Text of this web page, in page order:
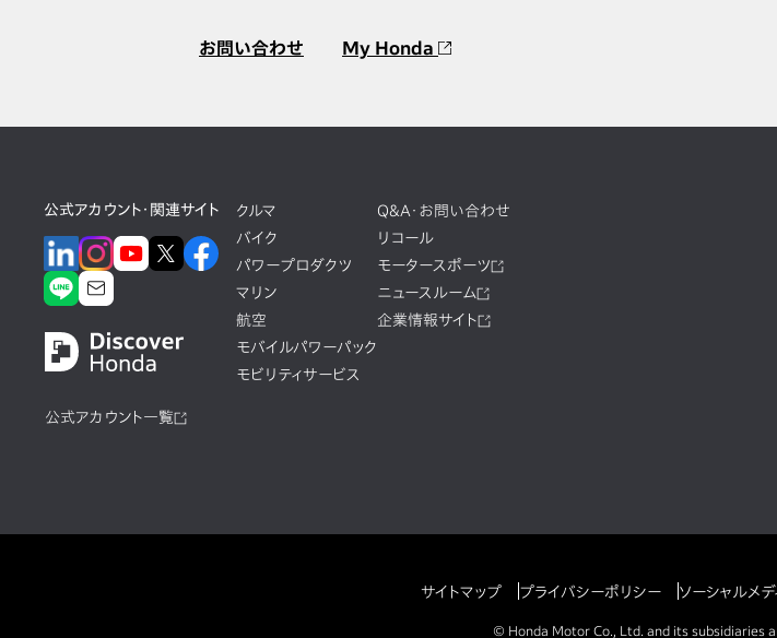
お問い合わせ My Honda
公式アカウント・関連サイト
公式アカウント一覧
クルマ
バイク
パワープロダクツ
マリン
航空
モバイルパワーパック
モビリティサービス
Q&A・お問い合わせ
リコール
モータースポーツ
ニュースルーム
企業情報サイト
サイトマップ プライバシーポリシー ソーシャルメ
© Honda Motor Co., Ltd. and its subsidiaries